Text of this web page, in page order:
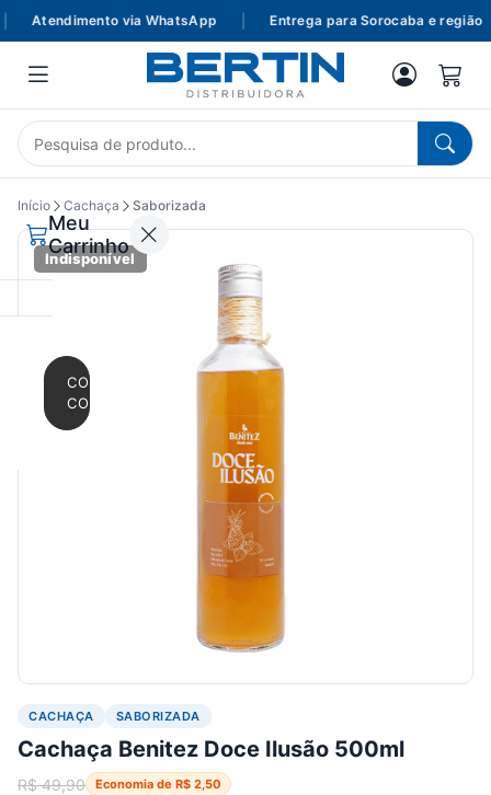
Atendimento via WhatsApp Entrega para Sorocaba e região
Meu
Carrinho
CONTINUAR
COMPRANDO
Início Cachaça Saborizada
Indisponível
CACHAÇA SABORIZADA
Cachaça Benitez Doce Ilusão 500ml
R$49,90 Economia de R$ 2,50